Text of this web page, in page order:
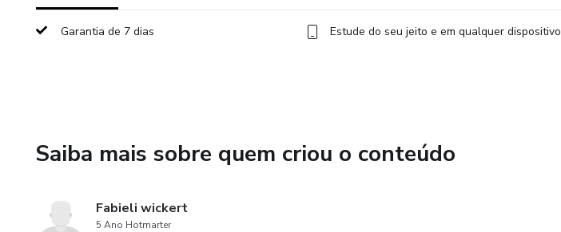
Garantia de 7 dias Estude do seu jeito e em qualquer dispositivo
Saiba mais sobre quem criou o conteúdo
Fabieli wickert
5 Ano Hotmarter